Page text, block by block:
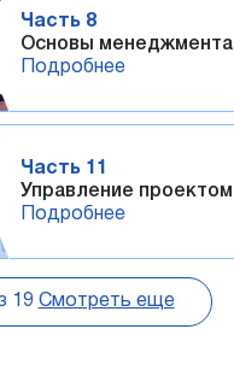
Часть 8
Основы менеджмента
Подробнее
Часть 11
Управление проектом
Подробнее
19 Смотреть еще